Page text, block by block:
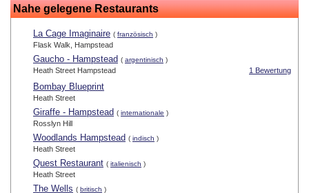
Nahe gelegene Restaurants
La Cage Imaginaire ( französisch )
Flask Walk, Hampstead
Gaucho - Hampstead ( argentinisch )
1 Bewertung
Heath Street Hampstead
Bombay Blueprint
Heath Street
Giraffe - Hampstead ( internationale )
Rosslyn Hill
Woodlands Hampstead ( indisch )
Heath Street
Quest Restaurant ( italienisch )
Heath Street
The Wells ( britisch )